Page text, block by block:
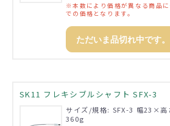
※本数により価格が異なる商品
での価格となります。
ただいま品切れ中です。
SK11 フレキシブルシャフト SFX-3
サイズ/規格: SFX-3 幅23×
360g